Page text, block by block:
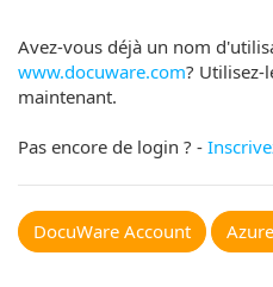
Avez-vous déjà un nom
www.docuware.com? Utilisez-
maintenant.
Pas encore de login ? -
DocuWare Account